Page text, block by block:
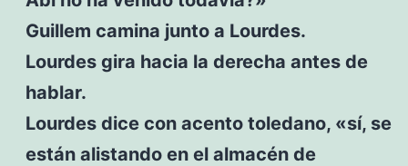
Guillem camina junto a Lourdes.
Lourdes gira hacia la derecha antes de
hablar.
Lourdes dice con acento toledano, «sí, se
están alistando en el almacén de